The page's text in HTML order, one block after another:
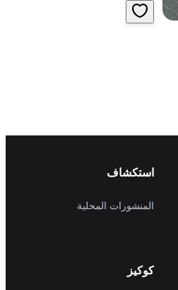
استكشاف
المنشورات المحلية
كوكيز